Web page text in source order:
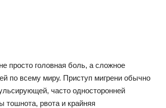
просто головная боль, а сложное
по всему миру. Приступ мигрени обычно
часто односторонней
тошнота, рвота и крайняя